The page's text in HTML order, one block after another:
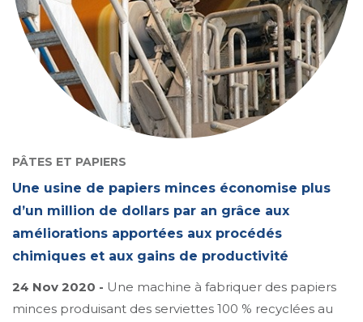
PÂTES ET PAPIERS
Une usine de papiers minces économise plus
d’un million de dollars par an grâce aux
améliorations apportées aux procédés
chimiques et aux gains de productivité
24 Nov 2020 - Une machine à fabriquer des papiers
minces produisant des serviettes 100 % recyclées au